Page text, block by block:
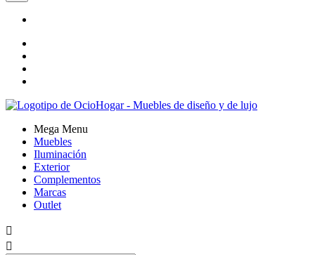
Mega Menu
Muebles
Iluminación
Exterior
Complementos
Marcas
Outlet

